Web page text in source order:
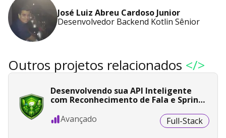
José Luiz Abreu Cardoso Junior
Desenvolvedor Backend Kotlin Sênior
Outros projetos relacionados </>
Desenvolvendo sua API Inteligente
com Reconhecimento de Fala e Spring
Avançado
Full-Stack